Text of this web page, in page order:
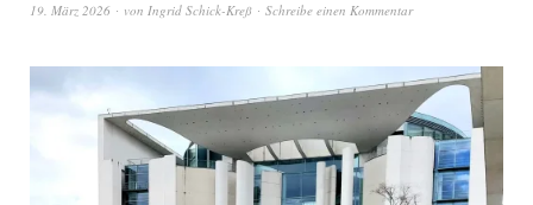
19. März 2026 von Ingrid Schick-Kreß Schreibe einen Kommentar